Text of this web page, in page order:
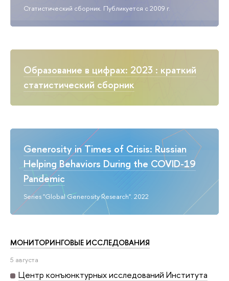
Статистический сборник. Публикуется с 2009 г.
Образование в цифрах: 2023 : краткий
статистический сборник
Generosity in Times of Crisis: Russian
Helping Behaviors During the COVID-19
Pandemic
Series "Global Generosity Research". 2022
МОНИТОРИНГОВЫЕ ИССЛЕДОВАНИЯ
5 августа
Центр конъюнктурных исследований Института